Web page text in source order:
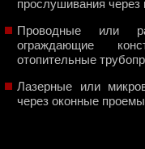
прослушивания
Проводные или
ограждающие
отопительные
Лазерные или
через оконные